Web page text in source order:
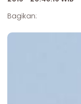
Bagikan: